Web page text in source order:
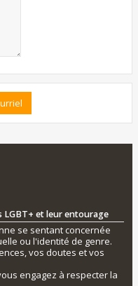
LGBT+ et leur entourage
se sentant concernée
ou l'identité de genre.
vos doutes et vos
engagez à respecter la